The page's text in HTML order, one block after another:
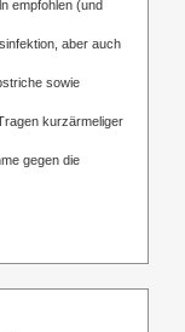
empfohlen (und
aber auch
sowie
kurzärmeliger
gegen die